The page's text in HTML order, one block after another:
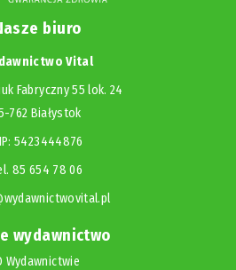
biuro
Vital
Fabryczny 55 lok. 24
762 Białystok
5423444876
85 654 78 06
wydawnictwo
Wydawnictwie